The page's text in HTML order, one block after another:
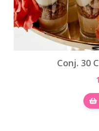
Conj. 30